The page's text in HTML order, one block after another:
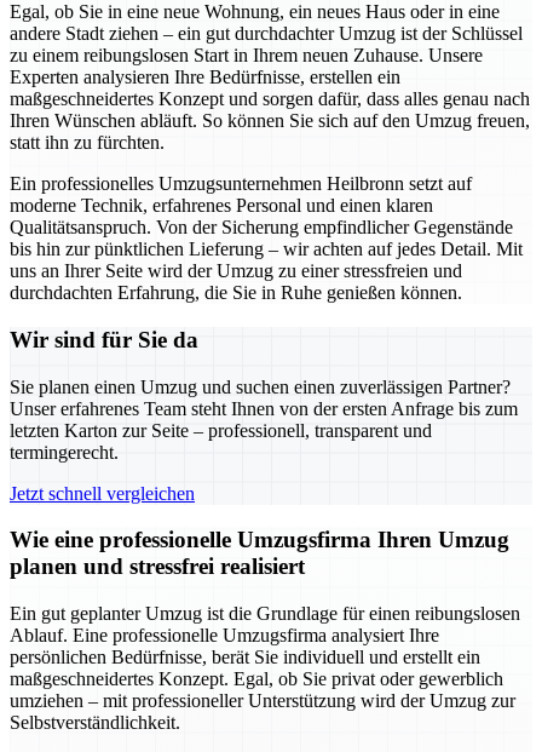
Egal, ob Sie in eine neue Wohnung, ein neues Haus oder in eine
andere Stadt ziehen – ein gut durchdachter Umzug ist der Schlüssel
zu einem reibungslosen Start in Ihrem neuen Zuhause. Unsere
Experten analysieren Ihre Bedürfnisse, erstellen ein
maßgeschneidertes Konzept und sorgen dafür, dass alles genau nach
Ihren Wünschen abläuft. So können Sie sich auf den Umzug freuen,
statt ihn zu fürchten.
Ein professionelles Umzugsunternehmen Heilbronn setzt auf
moderne Technik, erfahrenes Personal und einen klaren
Qualitätsanspruch. Von der Sicherung empfindlicher Gegenstände
bis hin zur pünktlichen Lieferung – wir achten auf jedes Detail. Mit
uns an Ihrer Seite wird der Umzug zu einer stressfreien und
durchdachten Erfahrung, die Sie in Ruhe genießen können.
Wir sind für Sie da
Sie planen einen Umzug und suchen einen zuverlässigen Partner?
Unser erfahrenes Team steht Ihnen von der ersten Anfrage bis zum
letzten Karton zur Seite – professionell, transparent und
termingerecht.
Jetzt schnell vergleichen
Wie eine professionelle Umzugsfirma Ihren Umzug
planen und stressfrei realisiert
Ein gut geplanter Umzug ist die Grundlage für einen reibungslosen
Ablauf. Eine professionelle Umzugsfirma analysiert Ihre
persönlichen Bedürfnisse, berät Sie individuell und erstellt ein
maßgeschneidertes Konzept. Egal, ob Sie privat oder gewerblich
umziehen – mit professioneller Unterstützung wird der Umzug zur
Selbstverständlichkeit.